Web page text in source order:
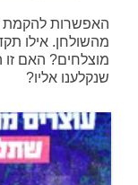
האפשרות
מהשולחן. אילו
מוצלחים? האם זו
שנקלענו אליו?